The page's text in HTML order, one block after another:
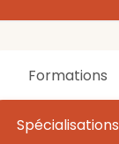
Formations
Spécialisations